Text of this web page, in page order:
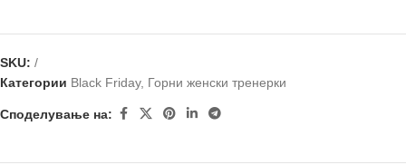
SKU: /
Категории Black Friday, Горни женски тренерки
Споделување на: